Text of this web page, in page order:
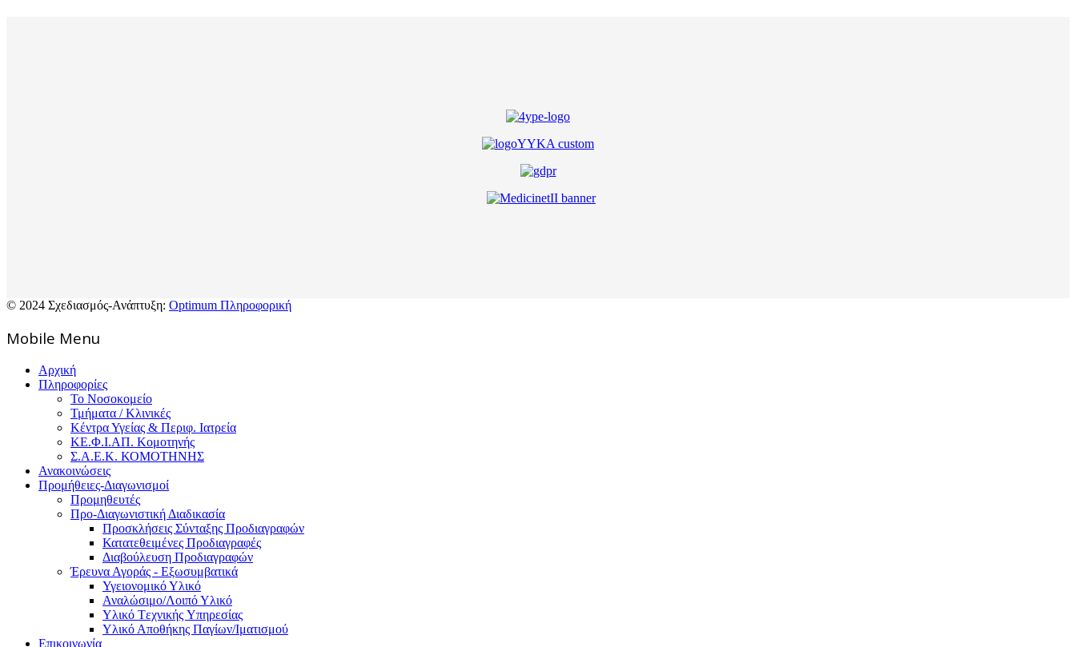
© 2024 Σχεδιασμός-Ανάπτυξη: Optimum Πληροφορική
Mοbile Menu
Αρχική
Πληροφορίες
Το Νοσοκομείο
Τμήματα / Κλινικές
Κέντρα Υγείας & Περιφ. Ιατρεία
ΚΕ.Φ.Ι.ΑΠ. Κομοτηνής
Σ.Α.Ε.Κ. ΚΟΜΟΤΗΝΗΣ
Ανακοινώσεις
Προμήθειες-Διαγωνισμοί
Προμηθευτές
Προ-Διαγωνιστική Διαδικασία
Προσκλήσεις Σύνταξης Προδιαγραφών
Κατατεθειμένες Προδιαγραφές
Διαβούλευση Προδιαγραφών
Έρευνα Αγοράς - Εξωσυμβατικά
Υγειονομικό Υλικό
Αναλώσιμο/Λοιπό Υλικό
Υλικό Tεχνικής Yπηρεσίας
Υλικό Αποθήκης Παγίων/Ιματισμού
Επικοινωνία